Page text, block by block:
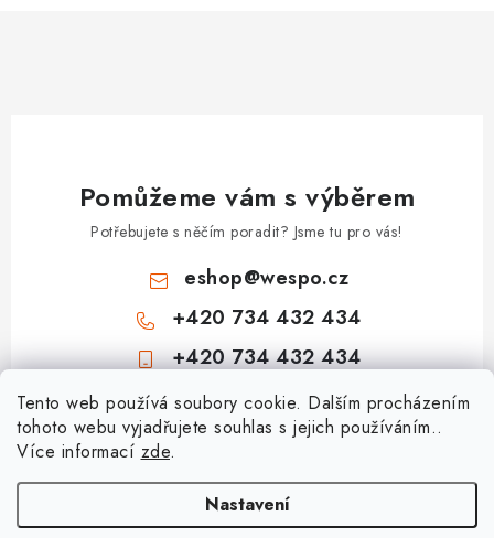
Tento web používá soubory cookie. Dalším procházením
tohoto webu vyjadřujete souhlas s jejich používáním..
Více informací zde.
Nastavení
Pomůžeme vám s výběrem
Potřebujete s něčím poradit? Jsme tu pro vás!
eshop@wespo.cz
+420 734 432 434
+420 734 432 434
Informace pro vás